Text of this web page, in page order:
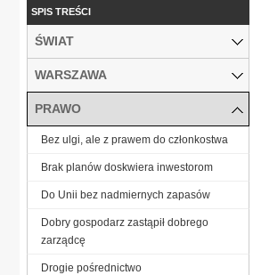
SPIS TREŚCI
ŚWIAT
WARSZAWA
PRAWO
Bez ulgi, ale z prawem do członkostwa
Brak planów doskwiera inwestorom
Do Unii bez nadmiernych zapasów
Dobry gospodarz zastąpił dobrego
zarządcę
Drogie pośrednictwo